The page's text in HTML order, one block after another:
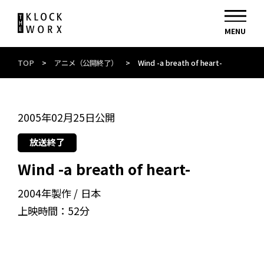
TOP > アニメ（公開終了） > Wind -a breath of heart-
2005年02月25日公開
放送終了
Wind -a breath of heart-
2004年製作
日本
上映時間： 52分